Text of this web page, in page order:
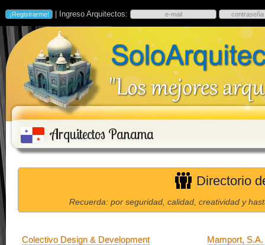
| Ingreso Arquitectos:
Arquitectos Panama
Directorio
Recuerda: por seguridad, calidad, creatividad y
Colectivo Design & Development Mamport, S.A.